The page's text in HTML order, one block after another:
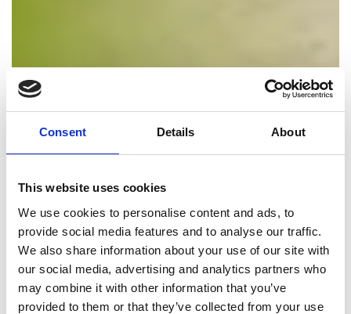
Consent Details About
This website uses cookies
We use cookies to personalise content and ads, to
provide social media features and to analyse our traffic.
We also share information about your use of our site with
our social media, advertising and analytics partners who
may combine it with other information that you’ve
provided to them or that they’ve collected from your use